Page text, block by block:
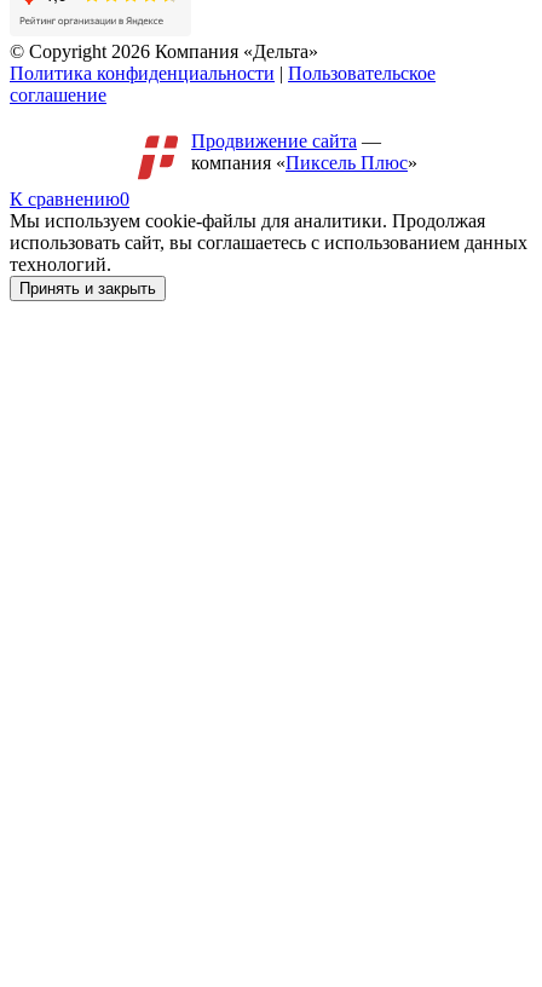
© Copyright 2026 Компания «Дельта»
Политика конфиденциальности | Пользовательское
соглашение
Продвижение сайта —
компания «Пиксель Плюс»
К сравнению0
Мы используем cookie-файлы для аналитики. Продолжая
использовать сайт, вы соглашаетесь с использованием данных
технологий.
Принять и закрыть